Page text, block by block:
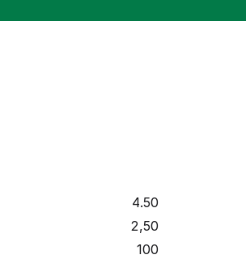
4.50
2,50
100